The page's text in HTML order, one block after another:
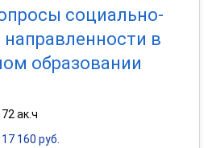
социально-
в
образовании
ак.ч
160 руб.